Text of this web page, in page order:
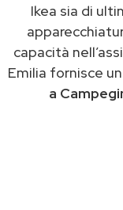
Ikea sia di
capacità
Emilia fornisce un
a